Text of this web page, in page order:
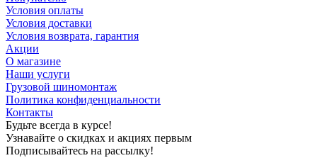
Условия оплаты
Условия доставки
Условия возврата, гарантия
Акции
О магазине
Наши услуги
Грузовой шиномонтаж
Политика конфиденциальности
Контакты
Будьте всегда в курсе!
Узнавайте о скидках и акциях первым
Подписывайтесь на рассылку!